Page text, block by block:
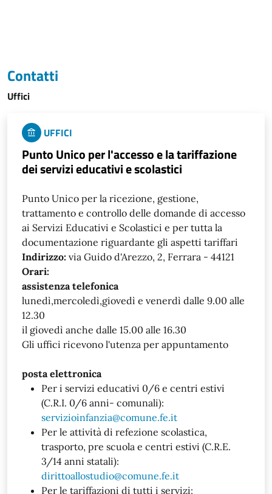
Contatti
Uffici
UFFICI
Punto Unico per l'accesso e la tariffazione
dei servizi educativi e scolastici
Punto Unico per la ricezione, gestione,
trattamento e controllo delle domande di accesso
ai Servizi Educativi e Scolastici e per tutta la
documentazione riguardante gli aspetti tariffari
Indirizzo: via Guido d'Arezzo, 2, Ferrara - 44121
Orari:
assistenza telefonica
lunedì,mercoledì,giovedì e venerdì dalle 9.00 alle
12.30
il giovedì anche dalle 15.00 alle 16.30
Gli uffici ricevono l'utenza per appuntamento
posta elettronica
Per i servizi educativi 0/6 e centri estivi
(C.R.I. 0/6 anni- comunali):
servizioinfanzia@comune.fe.it
Per le attività di refezione scolastica,
trasporto, pre scuola e centri estivi (C.R.E.
3/14 anni statali):
dirittoallostudio@comune.fe.it
Per le tariffazioni di tutti i servizi: